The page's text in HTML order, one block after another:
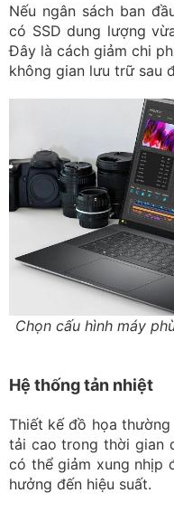
Nếu ngân sách ban
có SSD dung lượng
Đây là cách giảm chi
không gian lưu trữ sau
Chọn cấu hình máy
Hệ thống tản nhiệt
Thiết kế đồ họa
tải cao trong thời gian
có thể giảm xung nhịp
hưởng đến hiệu suất.